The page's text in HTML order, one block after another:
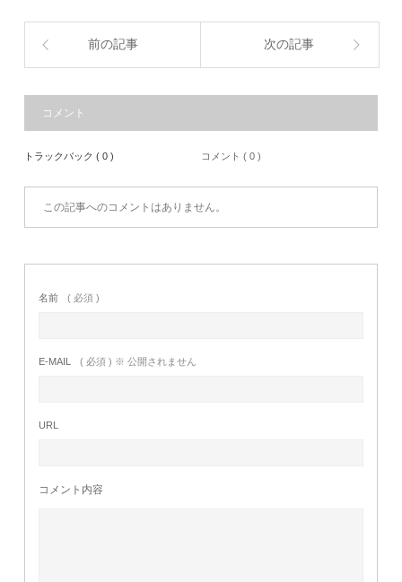
前の記事 次の記事
コメント
トラックバック ( 0 ) コメント ( 0 )
この記事へのコメントはありません。
名前 ( 必須 )
E-MAIL ( 必須 ) ※ 公開されません
URL
コメント内容